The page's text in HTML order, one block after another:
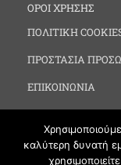
ΟΡΟΙ ΧΡΗΣΗΣ
ΠΟΛΙΤΙΚΗ
ΠΡΟΣΤΑΣΙΑ
ΕΠΙΚΟΙΝΩΝΙΑ
καλύτερη δυνατή